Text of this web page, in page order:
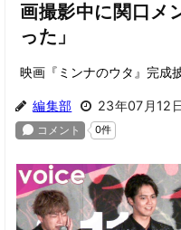
画撮影中に関口メ
った」
映画『ミンナのウタ』完成
編集部 23年07月12